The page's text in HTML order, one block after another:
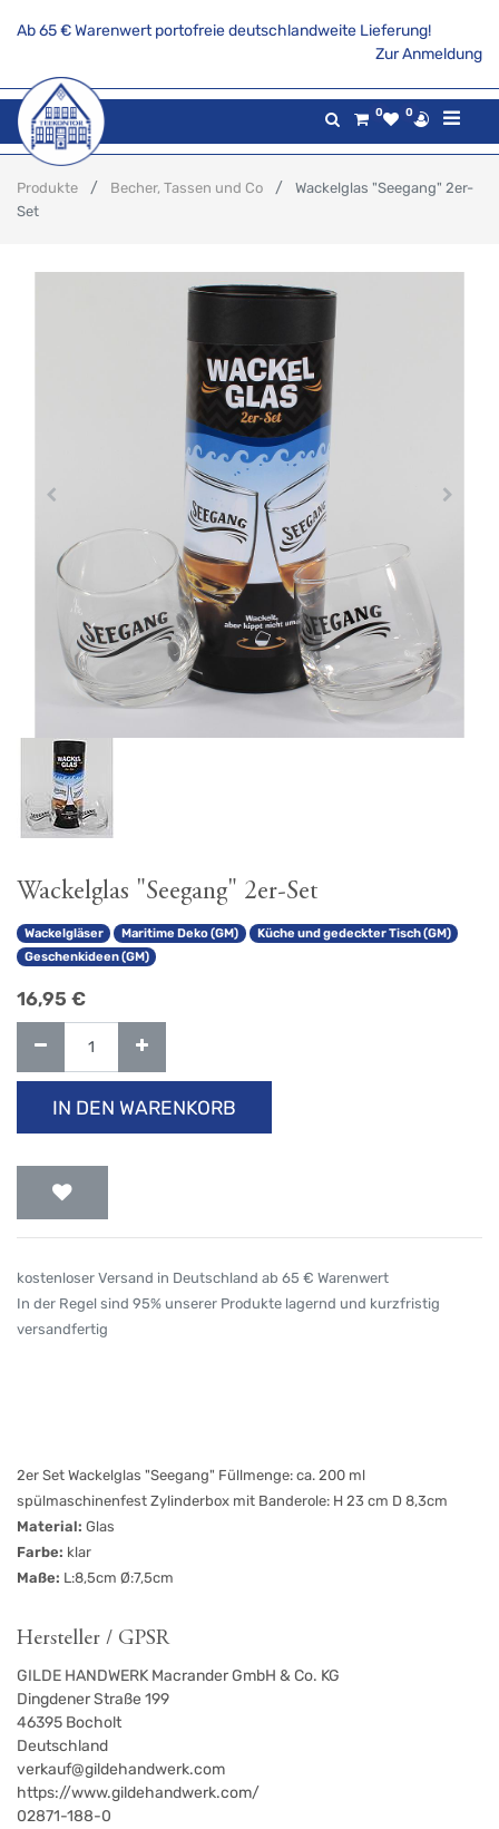
Ab 65 € Warenwert portofreie deutschlandweite Lieferung!
Zur Anmeldung
0 0
Produkte Becher, Tassen und Co
Wackelglas "Seegang" 2er-
Set
Wackelglas "Seegang" 2er-Set
Wackelgläser Maritime Deko (GM)
Küche und gedeckter Tisch (GM)
Geschenkideen (GM)
16,95 €
IN DEN WARENKORB
kostenloser Versand in Deutschland ab 65 € Warenwert
In der Regel sind 95% unserer Produkte lagernd und kurzfristig
versandfertig
2er Set Wackelglas "Seegang" Füllmenge: ca. 200 ml
spülmaschinenfest Zylinderbox mit Banderole: H 23 cm D 8,3cm
Material: Glas
Farbe: klar
Maße: L:8,5cm Ø:7,5cm
Hersteller / GPSR
GILDE HANDWERK Macrander GmbH & Co. KG
Dingdener Straße 199
46395 Bocholt
Deutschland
verkauf@gildehandwerk.com
https://www.gildehandwerk.com/
02871-188-0